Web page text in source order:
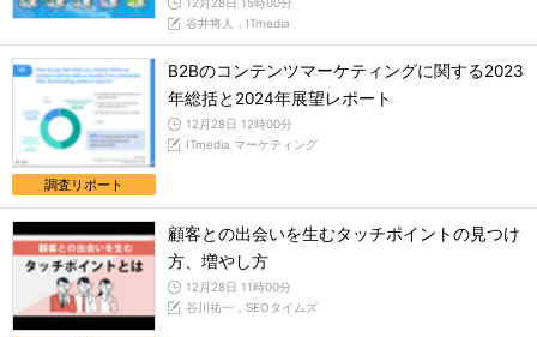
谷井将人，ITmedia
調査リポート
B2Bのコンテンツマーケティングに関する2023
年総括と2024年展望レポート
12月28日 12時00分
ITmedia マーケティング
顧客との出会いを生むタッチポイントの見つけ
方、増やし方
12月28日 11時00分
谷川祐一，SEOタイムズ